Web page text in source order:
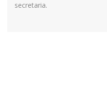
secretaria.